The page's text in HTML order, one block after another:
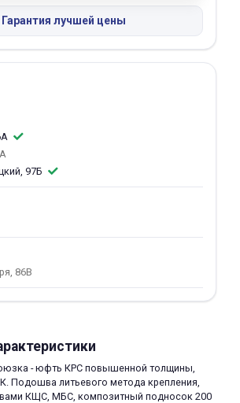
Гарантия лучшей цены
97Б
86В
- юфть КРС повышенной толщины,
Подошва литьевого метода крепления,
КЩС, МБС, композитный подносок 200
25
Остались вопросы?